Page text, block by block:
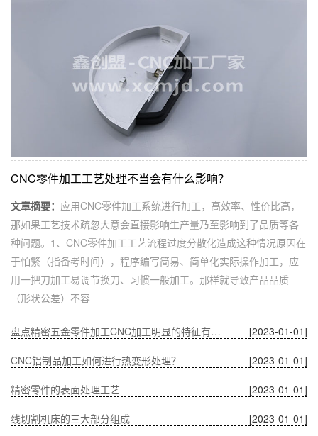
CNC零件加工工艺处理不当会有什么影响？
文章摘要： 应用CNC零件加工系统进行加工，高效率、性价比高，
那如果工艺技术疏忽大意会直接影响生产量乃至影响到了品质等各
种问题。1、CNC零件加工工艺流程过度分散化造成这种情况原因在
于怕繁（指备考时间），程序编写简易、简单化实际操作加工，应
用一把刀加工易调节换刀、习惯一般加工。那样就导致产品品质
（形状公差）不容
[2023-01-01]
盘点精密五金零件加工CNC加工明显的特征有哪些
[2023-01-01]
CNC铝制品加工如何进行热变形处理？
[2023-01-01]
精密零件的表面处理工艺
[2023-01-01]
线切割机床的三大部分组成